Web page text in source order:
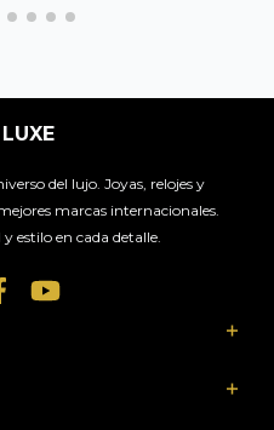
del lujo. Joyas, relojes y
marcas internacionales.
estilo en cada detalle.